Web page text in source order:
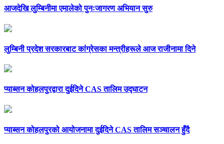
आजदेखि लुम्बिनीमा एमालेको पुनःजागरण अभियान सुरु
लुम्बिनी प्रदेश सरकारबाट कांग्रेसका मन्त्रीहरूले आज राजीनामा दिने
प्याब्सन कोहलपुरद्वारा दुईदिने CAS तालिम उद्घाटन
प्याब्सन कोहलपुरको आयोजनामा दुईदिने CAS तालिम सञ्चालन हुँदै